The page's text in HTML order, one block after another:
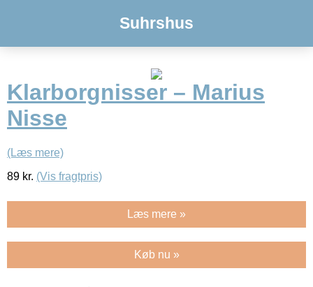
Suhrshus
Klarborgnisser – Marius
Nisse
(Læs mere)
89 kr. (Vis fragtpris)
Læs mere »
Køb nu »